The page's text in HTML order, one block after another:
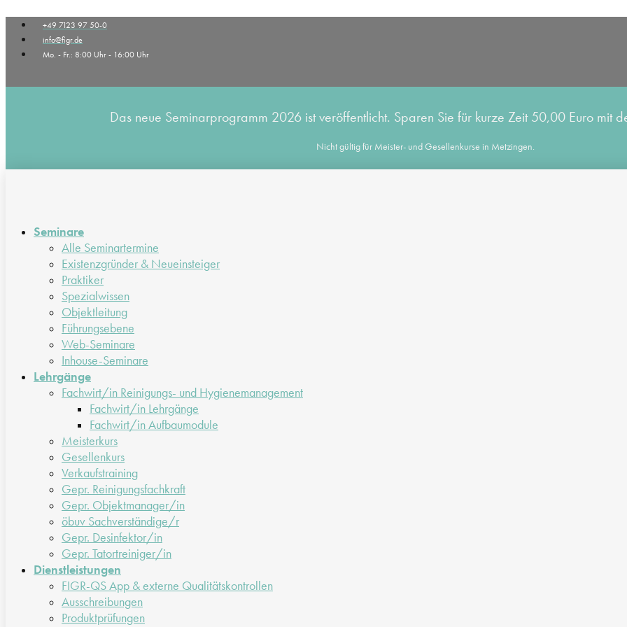
Inhalt
wechseln
+49 7123 97 50-0
info@figr.de
Mo. - Fr.: 8:00 Uhr - 16:00 Uhr
Das neue Seminarprogramm 2026 ist veröffentlicht. Sparen Sie für kurze Zeit 50,00 Euro mit
Nicht gültig für Meister- und Gesellenkurse in Metzingen.
Seminare
Alle Seminartermine
Existenzgründer & Neueinsteiger
Praktiker
Spezialwissen
Objektleitung
Führungsebene
Web-Seminare
Inhouse-Seminare
Lehrgänge
Fachwirt/in Reinigungs- und Hygienemanagement
Fachwirt/in Lehrgänge
Fachwirt/in Aufbaumodule
Meisterkurs
Gesellenkurs
Verkaufstraining
Gepr. Reinigungsfachkraft
Gepr. Objektmanager/in
öbuv Sachverständige/r
Gepr. Desinfektor/in
Gepr. Tatortreiniger/in
Dienstleistungen
FIGR-QS App & externe Qualitätskontrollen
Ausschreibungen
Produktprüfungen